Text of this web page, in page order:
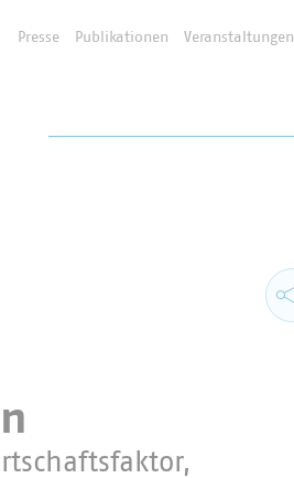
Presse Publikationen Veranstaltungen